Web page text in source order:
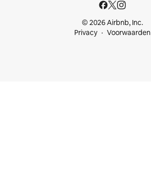
© 2026 Airbnb, Inc.
Privacy
Voorwaarden